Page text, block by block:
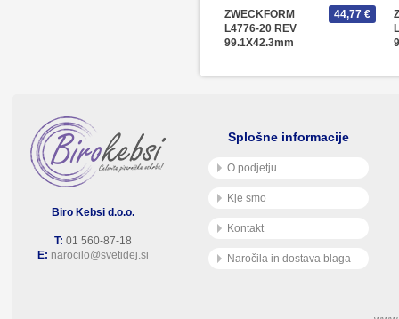
ZWECKFORM
L4776-20 REV
99.1X42.3mm
44,77 €
Biro Kebsi d.o.o.
T: 01 560-87-18
E: narocilo@svetidej.si
Splošne informacije
O podjetju
Kje smo
Kontakt
Naročila in dostava blaga